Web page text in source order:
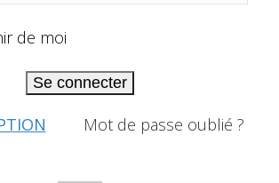
de moi
Se connecter
Mot de passe oublié ?